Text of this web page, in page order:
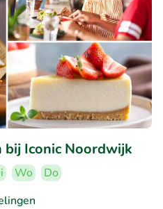
bij Iconic Noordwijk
Wo
Do